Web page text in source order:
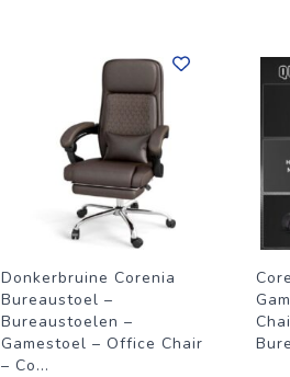
Donkerbruine Corenia
Bureaustoel –
Bureaustoelen –
Gamestoel – Office Chair
– Co...